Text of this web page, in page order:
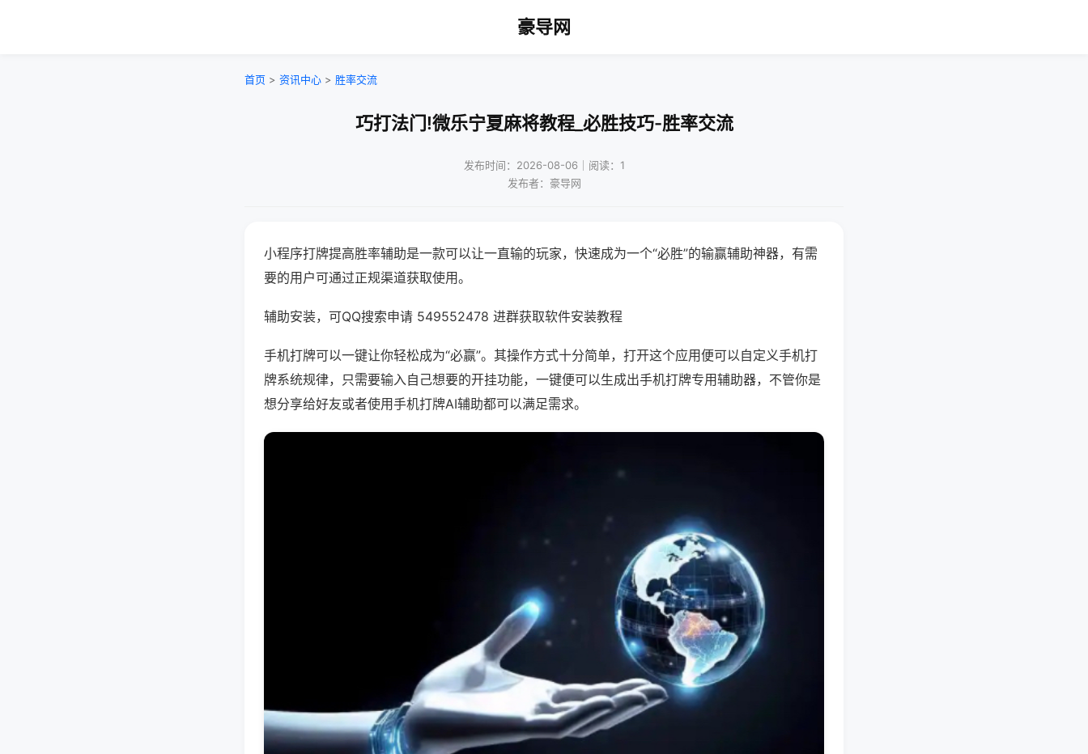
豪导网
首页 > 资讯中心 > 胜率交流
巧打法门!微乐宁夏麻将教程_必胜技巧-胜率交流
发布时间：2026-08-06｜阅读：1
发布者：豪导网
小程序打牌提高胜率辅助是一款可以让一直输的玩家，快速成为一个“必胜”的输赢辅助神器，有需
要的用户可通过正规渠道获取使用。
辅助安装，可QQ搜索申请 549552478 进群获取软件安装教程
手机打牌可以一键让你轻松成为“必赢”。其操作方式十分简单，打开这个应用便可以自定义手机打
牌系统规律，只需要输入自己想要的开挂功能，一键便可以生成出手机打牌专用辅助器，不管你是
想分享给好友或者使用手机打牌AI辅助都可以满足需求。